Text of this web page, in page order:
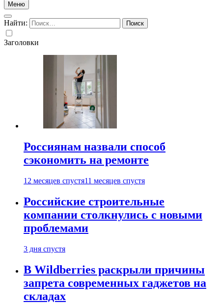
Меню
Найти:
Заголовки
Россиянам назвали способ
сэкономить на ремонте
12 месяцев спустя11 месяцев спустя
Российские строительные
компании столкнулись с новыми
проблемами
3 дня спустя
В Wildberries раскрыли причины
запрета современных гаджетов на
складах